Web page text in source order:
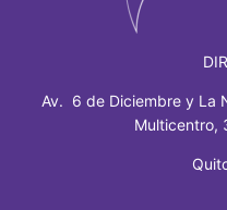
Av. 6 de Diciembre y La
Multicentro,